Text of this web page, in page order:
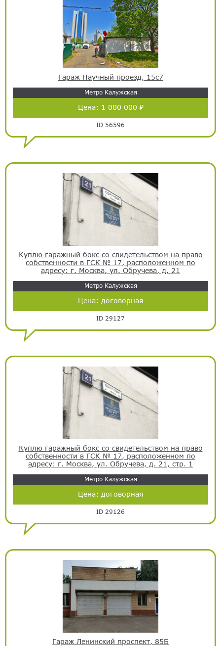
Гараж Научный проезд, 15с7
Метро Калужская
Цена: 1 000 000 ₽
ID 56596
Куплю гаражный бокс со свидетельством на право
собственности в ГСК № 17, расположенном по
адресу: г. Москва, ул. Обручева, д. 21
Метро Калужская
Цена: договорная
ID 29127
Куплю гаражный бокс со свидетельством на право
собственности в ГСК № 17, расположенном по
адресу: г. Москва, ул. Обручева, д. 21, стр. 1
Метро Калужская
Цена: договорная
ID 29126
Гараж Ленинский проспект, 85Б